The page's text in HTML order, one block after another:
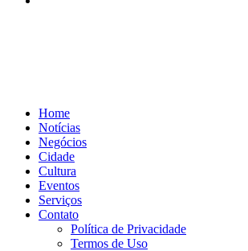
Home
Notícias
Negócios
Cidade
Cultura
Eventos
Serviços
Contato
Política de Privacidade
Termos de Uso